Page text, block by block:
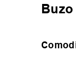
Buzo